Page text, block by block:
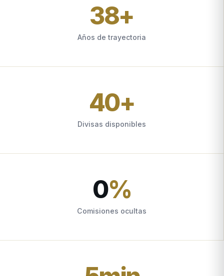
38+
Años de trayectoria
40+
Divisas disponibles
0%
Comisiones ocultas